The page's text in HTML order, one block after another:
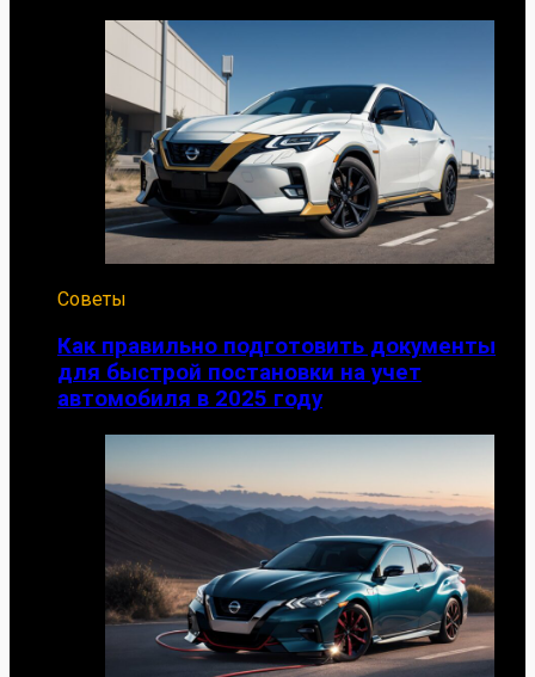
Советы
Как правильно подготовить документы
для быстрой постановки на учет
автомобиля в 2025 году